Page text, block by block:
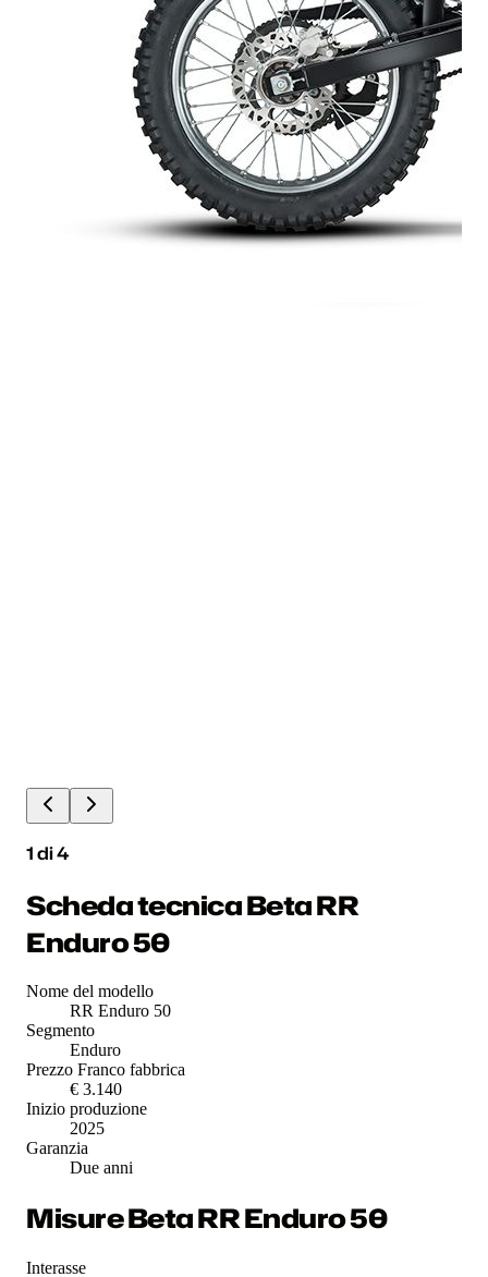
1di4
Scheda tecnica Beta RR
Enduro 50
Nome del modello
RR Enduro 50
Segmento
Enduro
Prezzo Franco fabbrica
€ 3.140
Inizio produzione
2025
Garanzia
Due anni
Misure Beta RR Enduro 50
Interasse